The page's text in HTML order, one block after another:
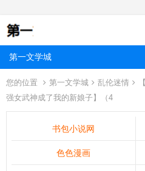
第一文学城
您的位置 第一文学城 乱伦迷情
强女武神成了我的新娘子】（4
书包小说网
色色漫画